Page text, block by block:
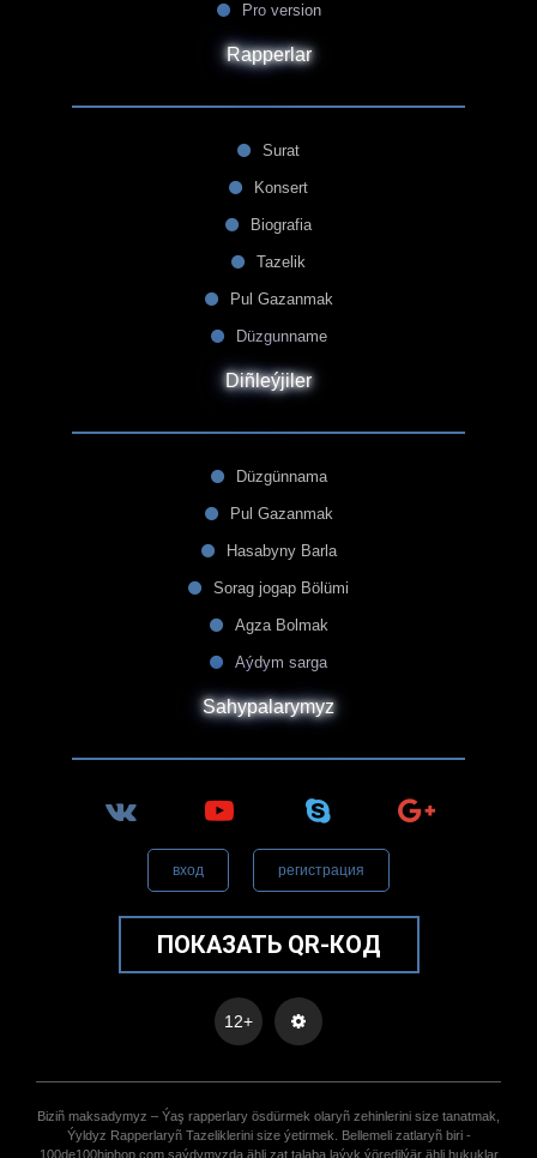
Pro version
Rapperlar
Surat
Konsert
Biografia
Tazelik
Pul Gazanmak
Düzgunname
Diñleýjiler
Düzgünnama
Pul Gazanmak
Hasabyny Barla
Sorag jogap Bölümi
Agza Bolmak
Aýdym sarga
Sahypalarymyz
вход регистрация
ПОКАЗАТЬ QR-КОД
12+
Biziñ maksadymyz – Ýaş rapperlary ösdürmek olaryñ zehinlerini size tanatmak,
Ýyldyz Rapperlaryñ Tazeliklerini size ýetirmek. Bellemeli zatlaryñ biri -
100de100hiphop.com saýdymyzda ähli zat talaba laýyk ýöredilýär ähli hukuklar